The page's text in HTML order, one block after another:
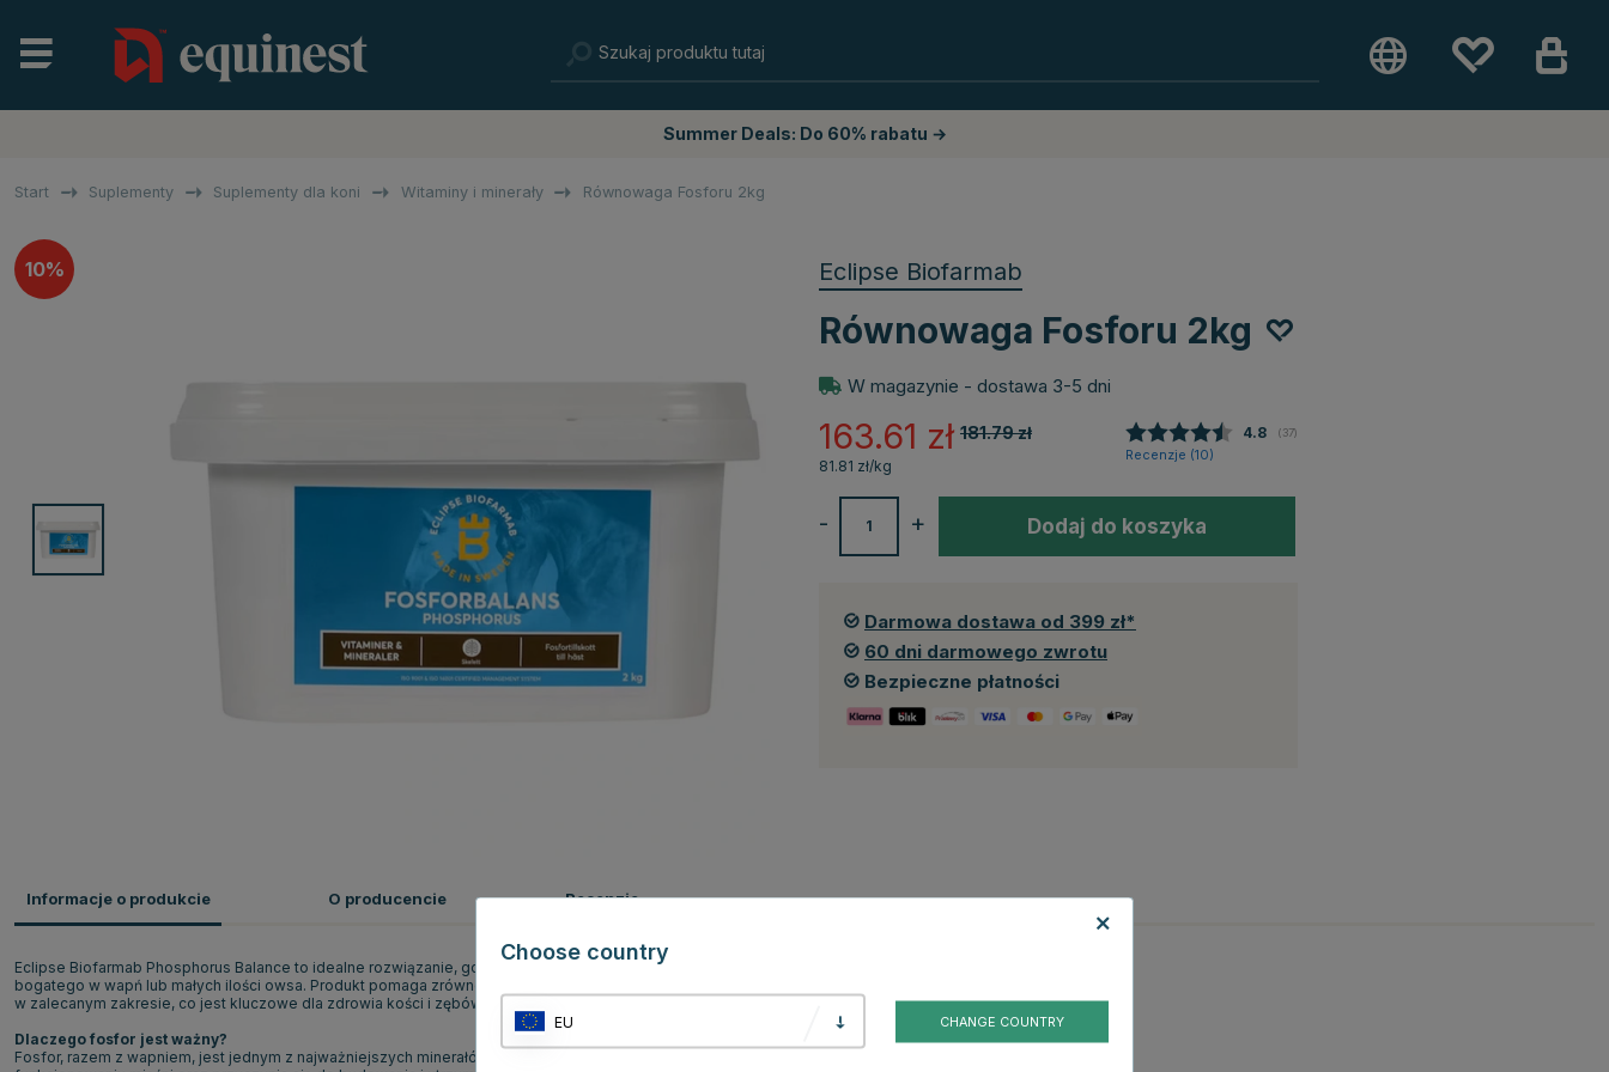
Summer Deals: Do 60% rabatu →
Start Suplementy Suplementy dla koni Witaminy i minerały Równowaga Fosforu 2kg
10 Eclipse Biofarmab
Równowaga Fosforu 2kg
W magazynie - dostawa 3-5 dni
181.79zł
163.61 zł Średnia ocena:
4.8 (głosy:
37)
Recenzje (10)
81.81 zł/kg
+
- Dodaj do koszyka
Darmowa dostawa od 399 zł*
60 dni darmowego zwrotu
Bezpieczne płatności
Informacje o produkcie
Eclipse Biofarmab Phosphorus Balance to idealne rozwiązanie, gdy pasza konia wymaga dodatkowego fosforu, szczególnie w przypadku siana
bogatego w wapń lub małych ilości owsa. Produkt pomaga zrównoważyć zapotrzebowanie na fosfor i zapewnia, że stosunek Ca/P konia mieści się
w zalecanym zakresie, co jest kluczowe dla zdrowia kości i zębów.
Dlaczego fosfor jest ważny?
Fosfor, razem z wapniem, jest jednym z najważniejszych minerałów dla koni. Odgrywa kluczową rolę w metabolizmie energetycznym i
O producencie Recenzje
Choose country
EU CHANGE COUNTRY